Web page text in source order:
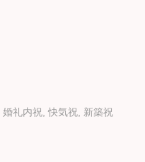
婚礼内祝,快気祝, 新築祝